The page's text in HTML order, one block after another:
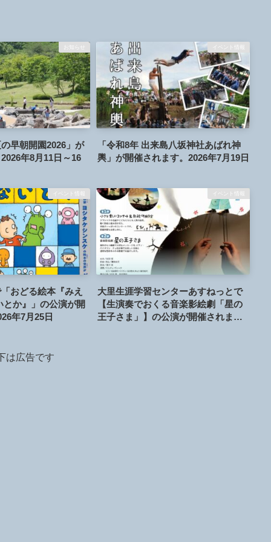
お知らせ
早朝開園2026」が
年8月11日～16
イベント情報
「令和8年 出来島八坂神社あばれ神
輿」が開催されます。2026年7月19日
イベント情報
おどる絵本『みえ
か』」の公演が開
年7月25日
イベント情報
大里生涯学習センターあすねっとで
【生演奏でおくる音楽影絵劇「星の
王子さま」】の公演が開催されま
は広告です